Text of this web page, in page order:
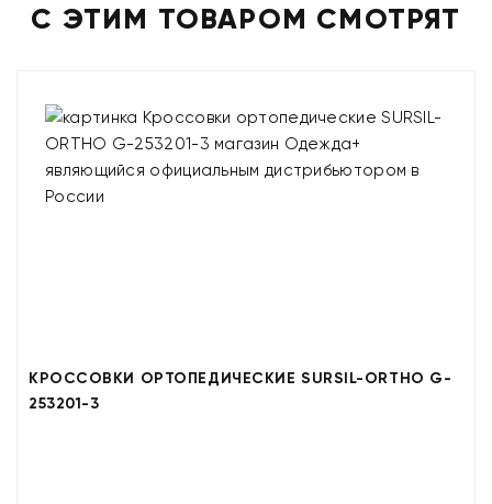
С ЭТИМ ТОВАРОМ СМОТРЯТ
КРОССОВКИ ОРТОПЕДИЧЕСКИЕ SURSIL-ORTHO G-
253201-3